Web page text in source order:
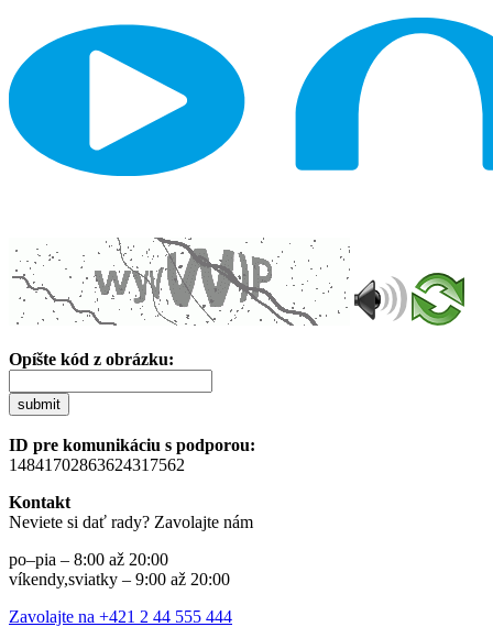
Opíšte kód z obrázku:
submit
ID pre komunikáciu s podporou:
14841702863624317562
Kontakt
Neviete si dať rady? Zavolajte nám
po–pia – 8:00 až 20:00
víkendy,sviatky – 9:00 až 20:00
Zavolajte na +421 2 44 555 444